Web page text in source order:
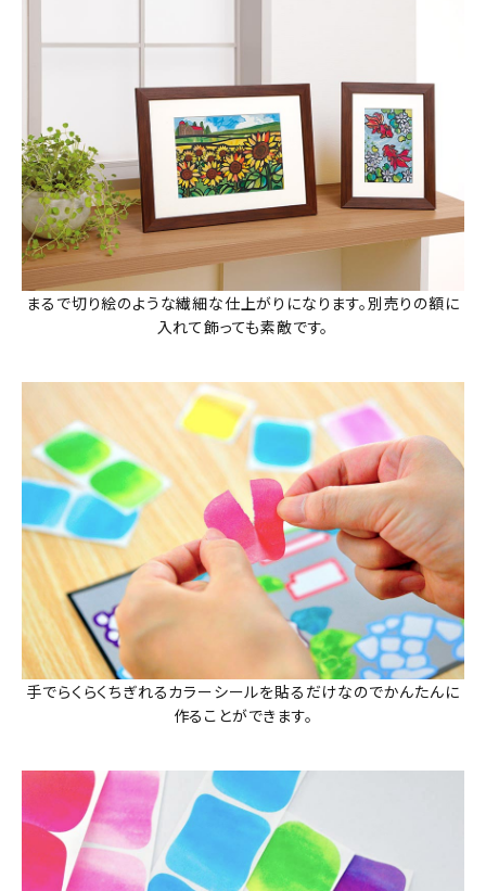
まるで切り絵のような繊細な仕上がりになります。別売りの額に
入れて飾っても素敵です。
手でらくらくちぎれるカラーシールを貼るだけなのでかんたんに
作ることができます。